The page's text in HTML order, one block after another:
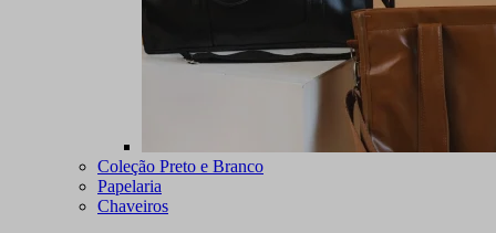
Coleção Preto e Branco
Papelaria
Chaveiros